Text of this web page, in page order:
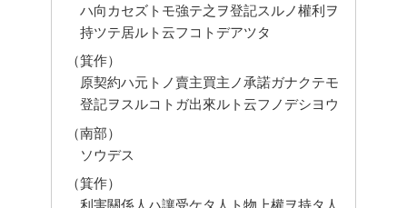
ハ向カセズトモ強テ之ヲ登記スルノ權利ヲ
持ツテ居ルト云フコトデアツタ
（箕作）
原契約ハ元トノ賣主買主ノ承諾ガナクテモ
登記ヲスルコトガ出來ルト云フノデシヨウ
（南部）
ソウデス
（箕作）